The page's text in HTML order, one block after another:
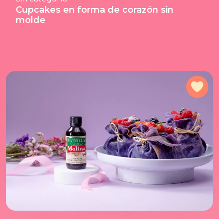
Cupcakes en forma de corazón sin
molde